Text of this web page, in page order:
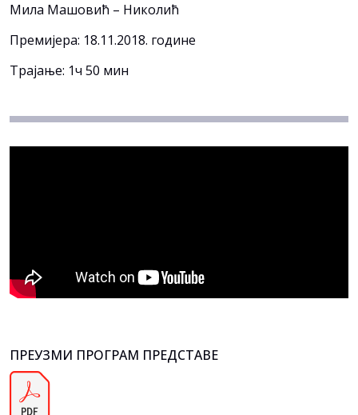
Мила Машовић – Николић
Премијера: 18.11.2018. године
Трајање: 1ч 50 мин
ПРЕУЗМИ ПРОГРАМ ПРЕДСТАВЕ